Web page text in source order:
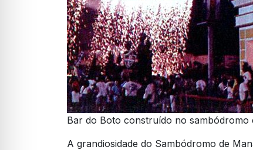
Bar do Boto construído no sambódromo
A grandiosidade do Sambódromo de